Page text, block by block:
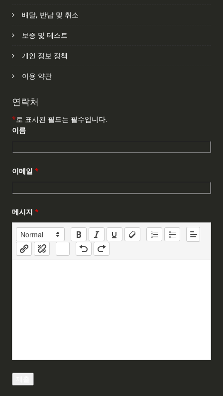
배달, 반납 및 취소
보증 및 테스트
개인 정보 정책
이용 약관
연락처
*로 표시된 필드는 필수입니다.
이름
이메일 *
메시지 *